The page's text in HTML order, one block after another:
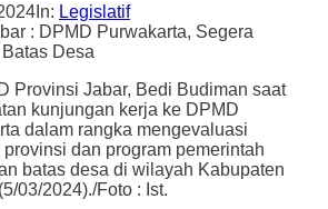
In: Legislatif
Provinsi Jabar, Bedi Budiman saat
kunjungan kerja ke DPMD
dalam rangka mengevaluasi
dan program pemerintah
batas desa di wilayah Kabupaten
03/2024)./Foto : Ist.